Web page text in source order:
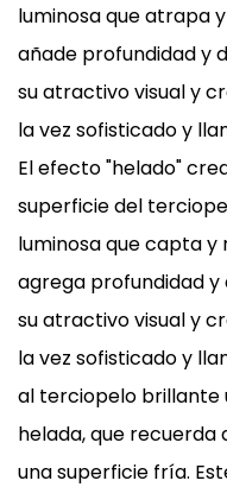
luminosa que atrapa
añade profundidad y
su atractivo visual y
la vez sofisticado y
El efecto "helado"
superficie del
luminosa que capta y
agrega profundidad y
su atractivo visual y
la vez sofisticado y
al terciopelo brillante
helada, que
una superficie fría.